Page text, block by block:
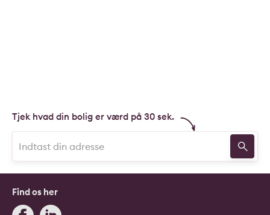
Tjek hvad din bolig er værd på 30 sek.
Find os her